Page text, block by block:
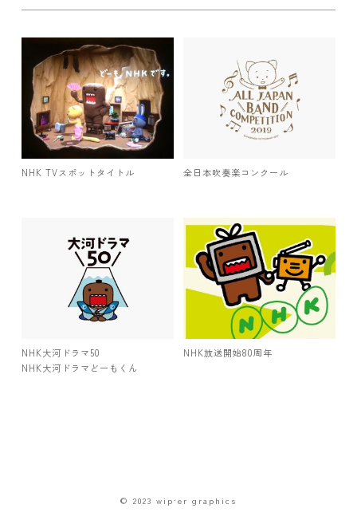
NHK TVスポットタイトル 全日本吹奏楽コンクール
NHK大河ドラマ50
NHK大河ドラマどーもくん
NHK放送開始80周年
© 2023 wip·er graphics